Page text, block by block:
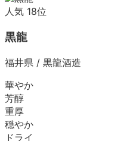
人気 18位
黒龍
福井県 / 黒龍酒造
華やか
芳醇
重厚
穏やか
ドライ